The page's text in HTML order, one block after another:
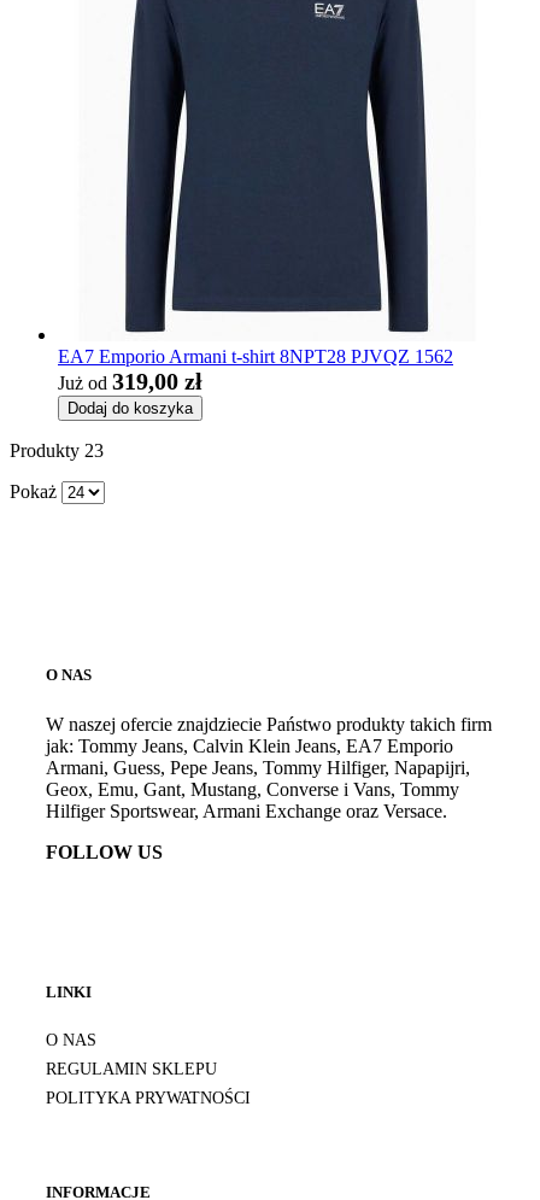
EA7 Emporio Armani t-shirt 8NPT28 PJVQZ 1562
Już od 319,00 zł
Dodaj do koszyka
Produkty 23
Pokaż
O NAS
W naszej ofercie znajdziecie Państwo produkty takich firm
jak: Tommy Jeans, Calvin Klein Jeans, EA7 Emporio
Armani, Guess, Pepe Jeans, Tommy Hilfiger, Napapijri,
Geox, Emu, Gant, Mustang, Converse i Vans, Tommy
Hilfiger Sportswear, Armani Exchange oraz Versace.
FOLLOW US
LINKI
O NAS
REGULAMIN SKLEPU
POLITYKA PRYWATNOŚCI
INFORMACJE